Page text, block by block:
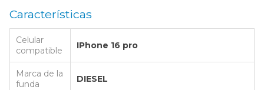
Características
Celular
compatible
IPhone 16 pro
Marca de la
funda
DIESEL